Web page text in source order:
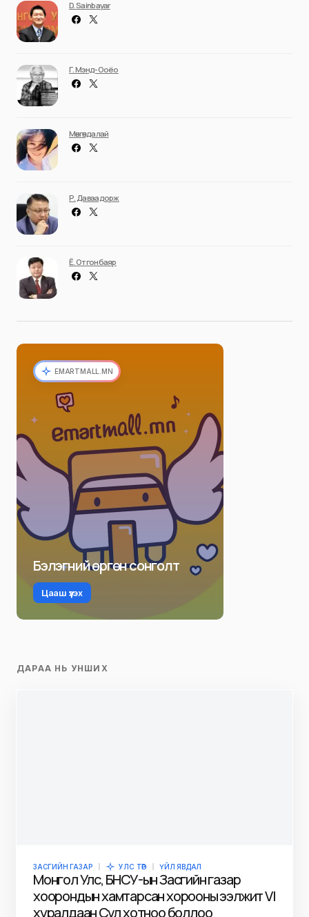
D. Sainbayar
Г. Мэнд-Ооёо
Мөнгөндалай
Р. Даваадорж
Ё. Отгонбаяр
EMARTMALL.MN
Бэлэгний өргөн сонголт
Цааш үзэх
ДАРАА НЬ УНШИХ
ЗАСГИЙН ГАЗАР УЛС ТӨР ҮЙЛ ЯВДАЛ
Монгол Улс, БНСУ-ын Засгийн газар
хоорондын хамтарсан хорооны ээлжит VI
хуралдаан Сөүл хотноо боллоо